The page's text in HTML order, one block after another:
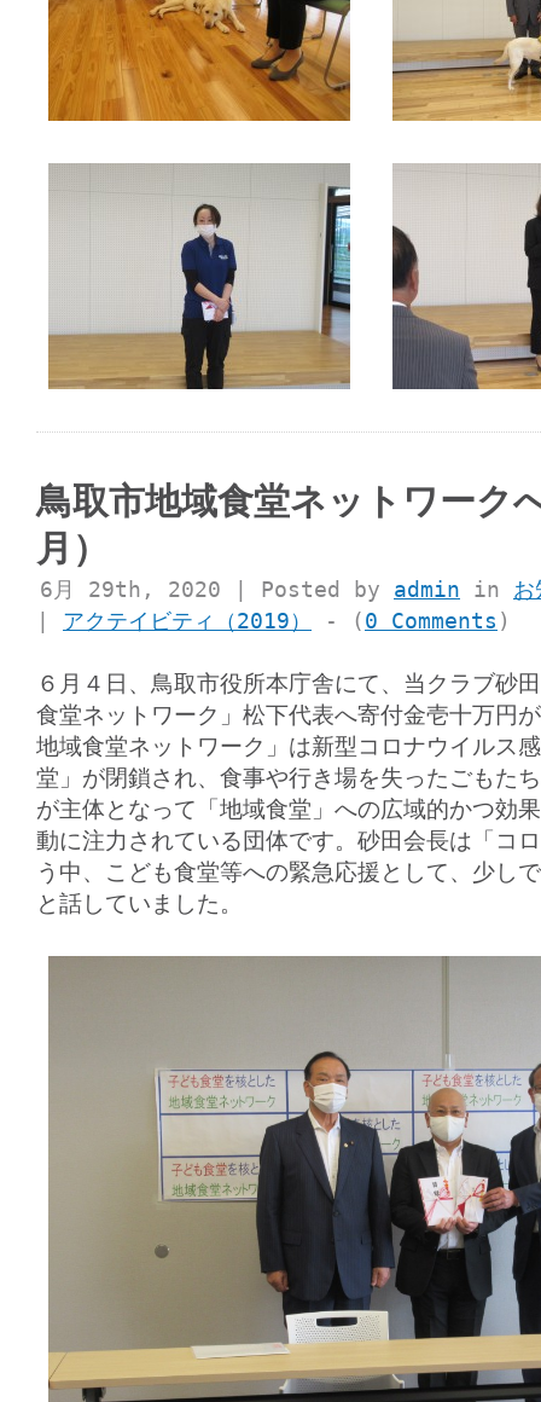
鳥取市地域食堂ネットワーク
月）
6月 29th, 2020 | Posted by admin in お
アクテイビティ（2019） - (0 Comments )
６月４日、鳥取市役所本庁舎にて、当クラブ砂
食堂ネットワーク」松下代表へ寄付金壱十万円
地域食堂ネットワーク」は新型コロナウイルス
堂」が閉鎖され、食事や行き場を失ったごもた
が主体となって「地域食堂」への広域的かつ効
動に注力されている団体です。砂田会長は「コ
う中、こども食堂等への緊急応援として、少し
と話していました。